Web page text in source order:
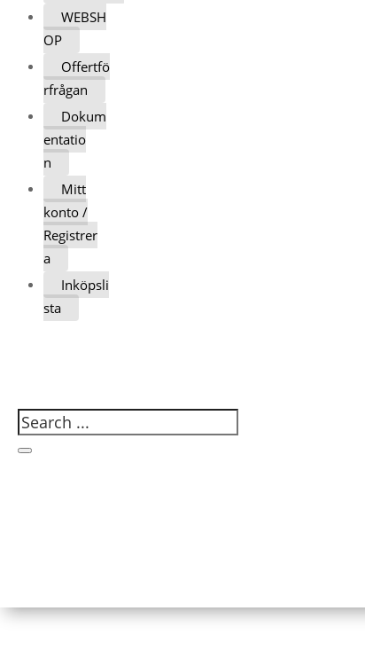
WEBSH
OP
Offertfö
rfrågan
Dokum
entatio
n
Mitt
konto /
Registrer
a
Inköpsli
sta